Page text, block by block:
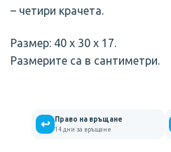
– четири крачета.
Размер: 40 х 30 х 17.
Размерите са в сантиметри.
↩ Право на връщане
14 дни за връщане